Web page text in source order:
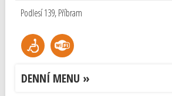
Podlesí 139,Příbram
DENNÍ MENU »